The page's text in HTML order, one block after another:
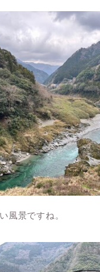
風景ですね。